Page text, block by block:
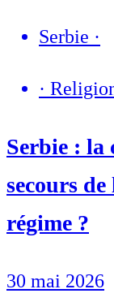
Serbie ·
·
Serbie : la
secours
régime ?
30 mai 2026